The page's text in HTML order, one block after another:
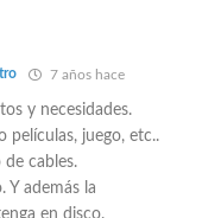
7 años hace
y necesidades.
películas, juego, etc..
cables.
Y además la
en disco.